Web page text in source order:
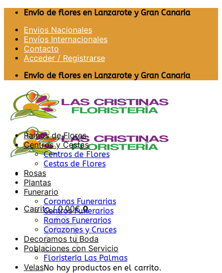
Saltar
contenido
Envío de flores en Lanzarote y Gran Canaria
Envios Nacionales
Envíos Internacionales
Contacto
Acceder / Registrarse
Envío de flores en Lanzarote y Gran Canaria
Carrito /0,00€ 0
No hay productos en el carrito.
Ramos de Flores
Centros y Cestas
Centros de Flores
Cestas de Flores
Rosas
Plantas
Funerario
Coronas Funerarias
Centros Funerarios
Ramos Funerarios
Corazones y Cruces
Decoramos tu Boda
Poblaciones con Servicio
Floristería Las Palmas
Velas